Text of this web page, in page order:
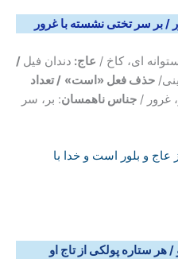
ای، کاخ / عاج: دندان فیل /
حذف فعل «است» / تعداد
غرور / جناس ناهمسان: بر، سر
عاج و بلور است و خدا با